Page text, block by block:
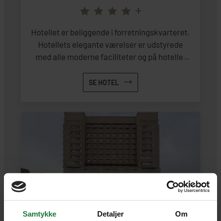
Samtykke Detaljer Om
+
Hotellet er beliggende i forretningskvarteret.
Hotellets elegante værelser er udstyrede
med alle moderne faciliteter og på hotellet
tur i den inden-eller udendørs swimmingpool.
På hotellets findes desuden flere
SE HOTEL